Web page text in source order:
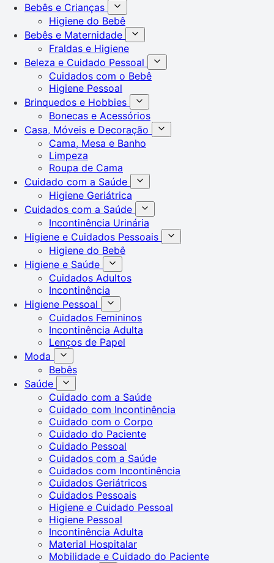
Bebês e Crianças
Higiene do Bebê
Bebês e Maternidade
Fraldas e Higiene
Beleza e Cuidado Pessoal
Cuidados com o Bebê
Higiene Pessoal
Brinquedos e Hobbies
Bonecas e Acessórios
Casa, Móveis e Decoração
Cama, Mesa e Banho
Limpeza
Roupa de Cama
Cuidado com a Saúde
Higiene Geriátrica
Cuidados com a Saúde
Incontinência Urinária
Higiene e Cuidados Pessoais
Higiene do Bebê
Higiene e Saúde
Cuidados Adultos
Incontinência
Higiene Pessoal
Cuidados Femininos
Incontinência Adulta
Lenços de Papel
Moda
Bebês
Saúde
Cuidado com a Saúde
Cuidado com Incontinência
Cuidado com o Corpo
Cuidado do Paciente
Cuidado Pessoal
Cuidados com a Saúde
Cuidados com Incontinência
Cuidados Geriátricos
Cuidados Pessoais
Higiene e Cuidado Pessoal
Higiene Pessoal
Incontinência Adulta
Material Hospitalar
Mobilidade e Cuidado do Paciente